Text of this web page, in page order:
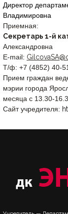
Директор
Владимировна
Приемная:
Секретарь 1-й
Александровна
E-mail:
Т/ф: +7 (4852) 40-
Прием граждан
мэрии города
месяца с 13.30-
Сайт учредителя: